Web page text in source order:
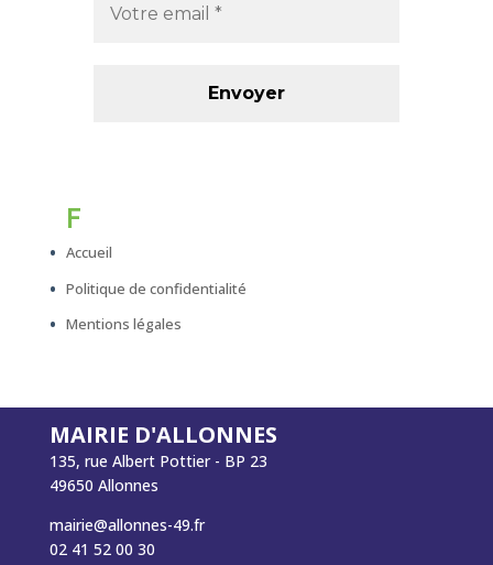
F
Accueil
Politique de confidentialité
Mentions légales
MAIRIE D'ALLONNES
135, rue Albert Pottier - BP 23
49650 Allonnes
mairie@allonnes-49.fr
02 41 52 00 30